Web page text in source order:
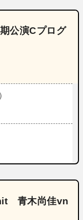
公演Cプログ
青木尚佳vn